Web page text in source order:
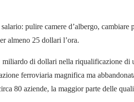
pulire camere d’albergo,
almeno 25 dollari l’ora.
di dollari nella riqualificazione di
ferroviaria magnifica ma
80 aziende, la maggior parte delle